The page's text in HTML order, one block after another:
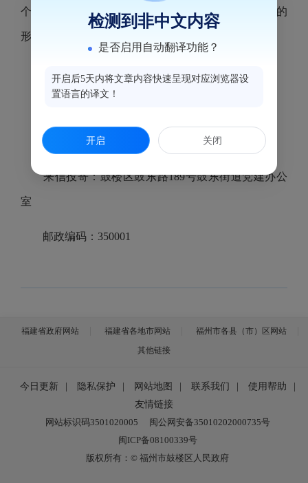
个工作日。在此期间，欢迎群众以来电、来信、来访的
形式反映情况，发表看法和意见。
公示电话：0591-87566306
接待科室：党建办公室
来信投寄：鼓楼区鼓东路189号鼓东街道党建办公
室
邮政编码：350001
福建省政府网站 福建省各地市网站
福州市各县（市）区网站
其他链接
今日更新 隐私保护 网站地图 联系我们 使用帮助
友情链接
网站标识码3501020005
闽公网安备35010202000735号
闽ICP备08100339号
版权所有：© 福州市鼓楼区人民政府
检测到非中文内容
是否启用自动翻译功能？
开启后5天内将文章内容快速呈现对应浏览器设
置语言的译文！
开启 关闭